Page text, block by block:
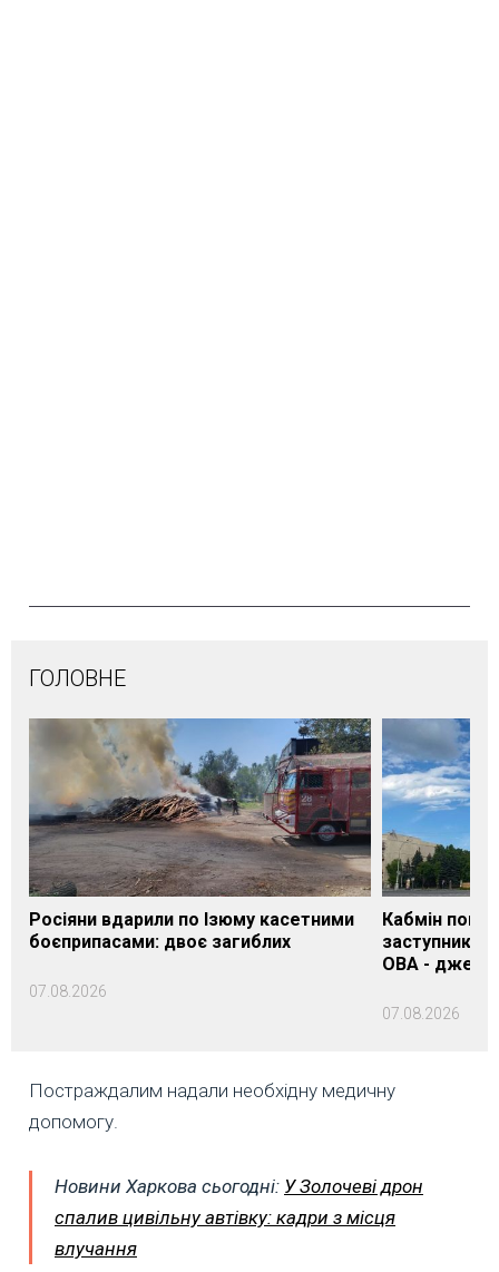
ГОЛОВНЕ
Росіяни вдарили по Ізюму касетними
боєприпасами: двоє загиблих
07.08.2026
Кабмін
заступника
ОВА -
07.08.2026
Постраждалим надали необхідну медичну
допомогу.
Новини Харкова сьогодні: У Золочеві дрон
спалив цивільну автівку: кадри з місця
влучання